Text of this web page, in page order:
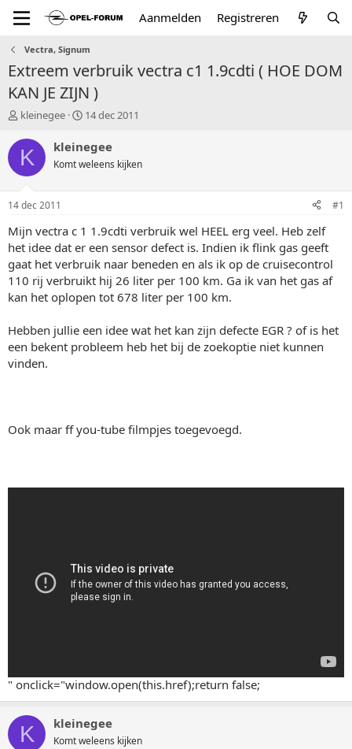
Aanmelden Registreren
Vectra, Signum
Extreem verbruik vectra c1 1.9cdti ( HOE DOM
KAN JE ZIJN )
T
p
a
r
t
e
r
kleinegee
S
a
t
u
14 dec 2011
K kleinegee
Komt weleens kijken
14 dec 2011 #1
Mijn vectra c 1 1.9cdti verbruik wel HEEL erg veel. Heb zelf
het idee dat er een sensor defect is. Indien ik flink gas geeft
gaat het verbruik naar beneden en als ik op de cruisecontrol
110 rij verbruikt hij 26 liter per 100 km. Ga ik van het gas af
kan het oplopen tot 678 liter per 100 km.
Hebben jullie een idee wat het kan zijn defecte EGR ? of is het
een bekent probleem heb het bij de zoekoptie niet kunnen
vinden.
Ook maar ff you-tube filmpjes toegevoegd.
" onclick="window.open(this.href);return false;
K kleinegee
Komt weleens kijken